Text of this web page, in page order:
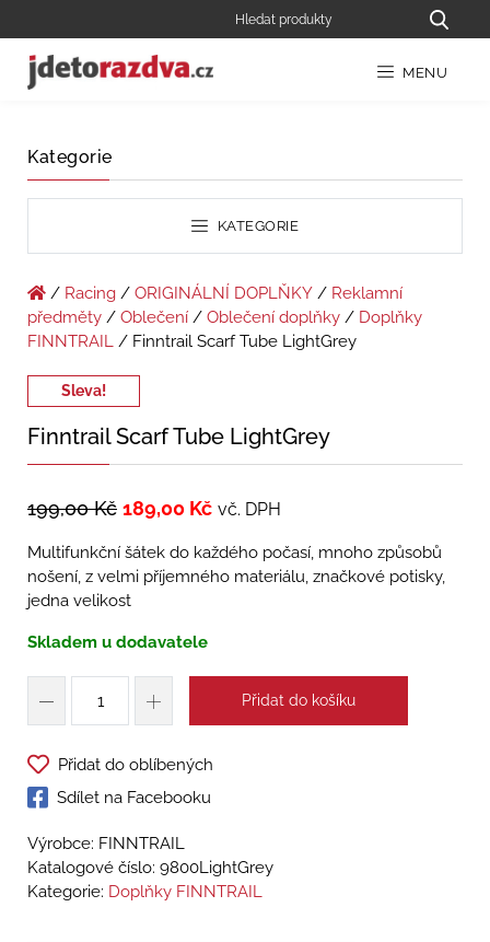
MENU
Kategorie
KATEGORIE
/ Racing / ORIGINÁLNÍ DOPLŇKY / Reklamní
předměty / Oblečení / Oblečení doplňky / Doplňky
FINNTRAIL / Finntrail Scarf Tube LightGrey
Sleva!
Finntrail Scarf Tube LightGrey
199,00Kč 189,00 Kč vč. DPH
Multifunkční šátek do každého počasí, mnoho způsobů
nošení, z velmi příjemného materiálu, značkové potisky,
jedna velikost
Skladem u dodavatele
Přidat do košíku
Přidat do oblíbených
Sdílet na Facebooku
Výrobce: FINNTRAIL
Katalogové číslo: 9800LightGrey
Kategorie: Doplňky FINNTRAIL